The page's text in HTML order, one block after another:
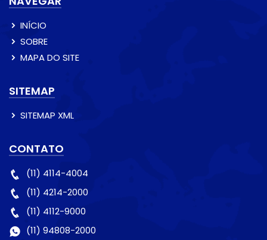
INÍCIO
SOBRE
MAPA DO SITE
SITEMAP
SITEMAP XML
CONTATO
(11) 4114-4004
(11) 4214-2000
(11) 4112-9000
(11) 94808-2000